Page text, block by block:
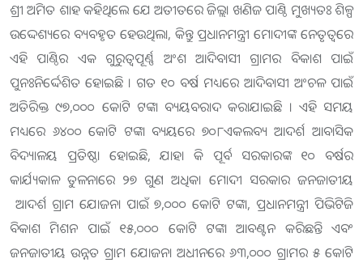
ଶ୍ରୀ ଅମିତ ଶାହ କହିଥିଲେ ଯେ ଅତୀତରେ ଜିଲ୍ଲା ଖଣିଜ ପାଣ୍ଠି ମୁଖ୍ୟତଃ ଶିଳ୍ପ
ଉଦ୍ଦେଶ୍ୟରେ ବ୍ୟବହୃତ ହେଉଥିଲା, କିନ୍ତୁ ପ୍ରଧାନମନ୍ତ୍ରୀ ମୋଦୀଙ୍କ ନେତୃତ୍ୱରେ
ଏହି ପାଣ୍ଠିର ଏକ ଗୁରୁତ୍ୱପୂର୍ଣ୍ଣ ଅଂଶ ଆଦିବାସୀ ଗ୍ରାମର ବିକାଶ ପାଇଁ
ପୁନଃନିର୍ଦ୍ଦେଶିତ ହୋଇଛି । ଗତ ୧୦ ବର୍ଷ ମଧ୍ୟରେ ଆଦିବାସୀ ଅଂଚଳ ପାଇଁ
ଅତିରିକ୍ତ ୯୭,୦୦୦ କୋଟି ଟଙ୍କା ବ୍ୟୟବରାଦ କରାଯାଇଛି । ଏହି ସମୟ
ମଧ୍ୟରେ ୬୪୦୦ କୋଟି ଟଙ୍କା ବ୍ୟୟରେ ୭୦୮ଏକଲବ୍ୟ ଆଦର୍ଶ ଆବାସିକ
ବିଦ୍ୟାଳୟ ପ୍ରତିଷ୍ଠା ହୋଇଛି, ଯାହା କି ପୂର୍ବ ସରକାରଙ୍କ ୧୦ ବର୍ଷର
କାର୍ଯ୍ୟକାଳ ତୁଳନାରେ ୨୭ ଗୁଣ ଅଧିକ। ମୋଦୀ ସରକାର ଜନଜାତୀୟ
ଆଦର୍ଶ ଗ୍ରାମ ଯୋଜନା ପାଇଁ ୭,୦୦୦ କୋଟି ଟଙ୍କା, ପ୍ରଧାନମନ୍ତ୍ରୀ ପିଭିଟିଜି
ବିକାଶ ମିଶନ ପାଇଁ ୧୫,୦୦୦ କୋଟି ଟଙ୍କା ଆବଣ୍ଟନ କରିଛନ୍ତି ଏବଂ
ଜନଜାତୀୟ ଉନ୍ନତ ଗ୍ରାମ ଯୋଜନା ଅଧୀନରେ ୬୩,୦୦୦ ଗ୍ରାମର ୫ କୋଟି